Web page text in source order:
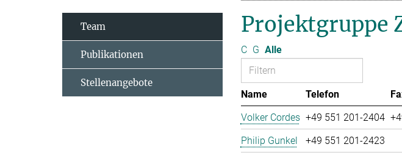
Projektgruppe
C G Alle
Name Telefon
Volker Cordes +49 551 201-2404
Philip Gunkel
+49 551 201-2423
Team
Publikationen
Stellenangebote